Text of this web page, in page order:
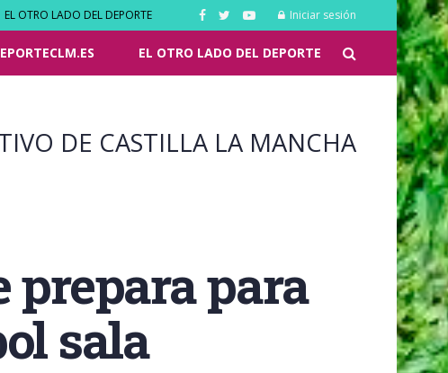
EL OTRO LADO DEL DEPORTE Iniciar sesión
EL OTRO LADO DEL DEPORTE
DE CASTILLA LA MANCHA
prepara para
sala